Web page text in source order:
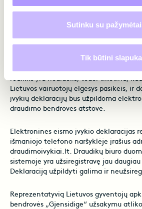
Sutinku su
Tik būtini
„Paradoksalu, tačiau apie elektroninį
vairuotojai, kurie, kaip įprastai
naujovėmis“, – sako V. Katilienė.
Tyrimas parodė, kad elektroniniu būdu
deklaracijų neketina 4 proc. mūsų šalies
rodiklis yra nedidelis, todėl tikėtina,
Lietuvos vairuotojų elgesys pasikeis, ir
įvykių deklaracijų bus užpildoma
draudimo bendrovės atstovė.
Elektronines eismo įvykio deklaracijas
išmaniojo telefono naršyklėje įrašius
draudimoivykiai.lt. Draudikų biuro
sistemoje yra užsiregistravę jau
Deklaraciją užpildyti galima ir
Reprezentatyvią Lietuvos gyventojų
bendrovės „Gjensidige“ užsakymu